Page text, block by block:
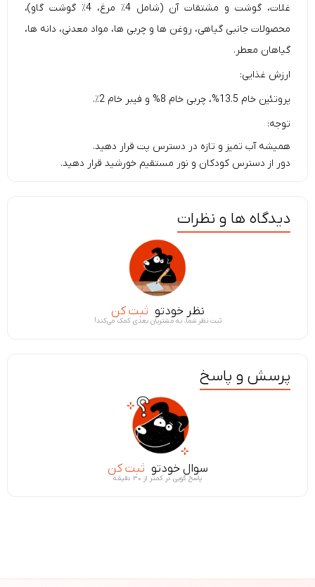
غلات، گوشت و مشتقات آن (شامل 4٪ مرغ، 4٪ گوشت گاو)،
محصولات جانبی گیاهی، روغن ها و چربی ها، مواد معدنی، دانه ها،
گیاهان معطر.
ارزش غذایی:
پروتئین خام 13.5%، چربی خام 8% و فیبر خام 2٪.
توجه:
همیشه آب تمیز و تازه در دسترس پت قرار دهید.
دور از دسترس کودکان و نور مستقیم خورشید قرار دهید.
دیدگاه ها و نظرات
نظر خودتو ثبت کن
ثبت نظر شما، به مشتریان بعدی کمک می‌کند!
پرسش و پاسخ
سوال خودتو ثبت کن
پاسخ گویی در کمتر از ۳۰ دقیقه